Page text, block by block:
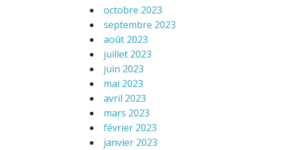
octobre 2023
septembre 2023
août 2023
juillet 2023
juin 2023
mai 2023
avril 2023
mars 2023
février 2023
janvier 2023